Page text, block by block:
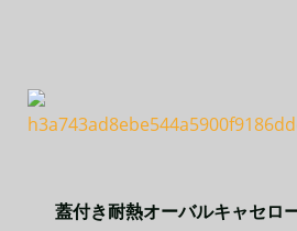
蓋付き耐熱オーバルキャセロ